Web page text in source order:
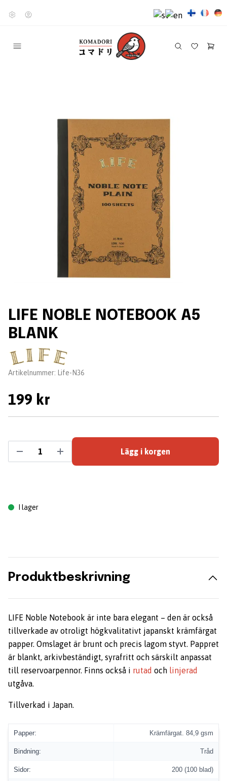
LIFE NOBLE NOTEBOOK A5
BLANK
Leverantör:
Artikelnummer: Life-N36
199 kr
Lägg i korgen
I lager
Produktbeskrivning
LIFE Noble Notebook är inte bara elegant – den är också
tillverkade av otroligt högkvalitativt japanskt krämfärgat
papper. Omslaget är brunt och precis lagom styvt. Pappret
är blankt, arkivbeständigt, syrafritt och särskilt anpassat
till reservoarpennor. Finns också i rutad och linjerad
utgåva.
Tillverkad i Japan.
Papper: Krämfärgat. 84,9 gsm
Bindning: Tråd
Sidor: 200 (100 blad)